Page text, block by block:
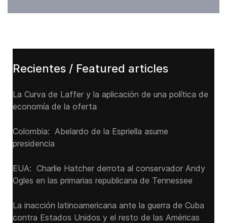
Recientes / Featured articles
La Curva de Laffer y la aplicación de una política de
economía de la oferta
Colombia: Abelardo de la Espriella asume
presidencia
EUA: Charlie Hatcher derrota al conservador Andy
Ogles en las primarias republicana de Tennessee
La inacción latinoamericana ante la guerra de Cuba
contra Estados Unidos y el resto de las Américas